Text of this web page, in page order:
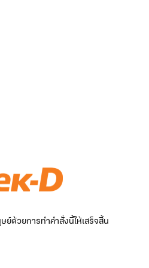
ด้วยการทำคำสั่งนี้ให้เสร็จสิ้น